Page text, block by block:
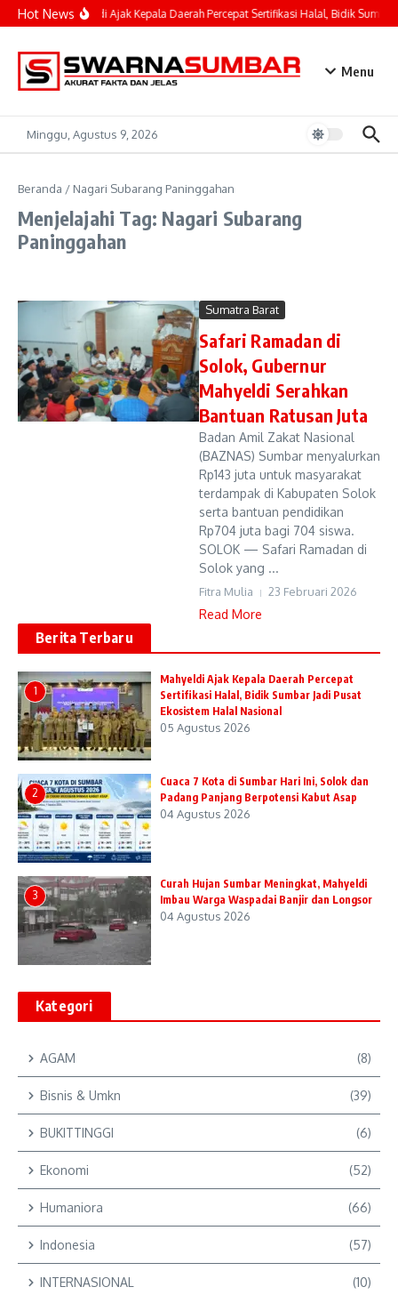
Lewati ke konten
Hot NewsMahyeldi Ajak Kepala Daerah Percepat Sertifikasi Halal, Bidik
Menu
Minggu, Agustus 9, 2026
Beranda / Nagari Subarang Paninggahan
Menjelajahi Tag: Nagari Subarang
Paninggahan
Sumatra Barat
Safari Ramadan di
Solok, Gubernur
Mahyeldi Serahkan
Bantuan Ratusan Juta
Badan Amil Zakat Nasional
(BAZNAS) Sumbar menyalurkan
Rp143 juta untuk masyarakat
terdampak di Kabupaten Solok
serta bantuan pendidikan
Rp704 juta bagi 704 siswa.
SOLOK — Safari Ramadan di
Solok yang ...
Fitra Mulia 23 Februari 2026
Read More
Berita Terbaru
1
Mahyeldi Ajak Kepala Daerah Percepat
Sertifikasi Halal, Bidik Sumbar Jadi Pusat
Ekosistem Halal Nasional
05 Agustus 2026
2
Cuaca 7 Kota di Sumbar Hari Ini, Solok dan
Padang Panjang Berpotensi Kabut Asap
04 Agustus 2026
3
Curah Hujan Sumbar Meningkat, Mahyeldi
Imbau Warga Waspadai Banjir dan Longsor
04 Agustus 2026
Kategori
AGAM (8)
Bisnis & Umkn (39)
BUKITTINGGI (6)
Ekonomi (52)
Humaniora (66)
Indonesia (57)
INTERNASIONAL (10)